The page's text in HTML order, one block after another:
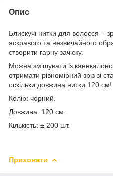
Опис
Блискучі нитки для волосся –
яскравого та незвичайного
створити гарну зачіску.
Можна змішувати із
отримати рівномірний зріз зі
оскільки довжина нитки 120 см!
Колір: чорний.
Довжина: 120 см.
Кількість: ± 200 шт.
Приховати